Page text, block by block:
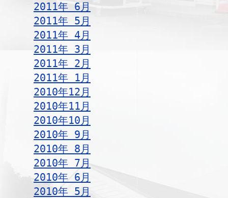
2011年 6月
2011年 5月
2011年 4月
2011年 3月
2011年 2月
2011年 1月
2010年12月
2010年11月
2010年10月
2010年 9月
2010年 8月
2010年 7月
2010年 6月
2010年 5月